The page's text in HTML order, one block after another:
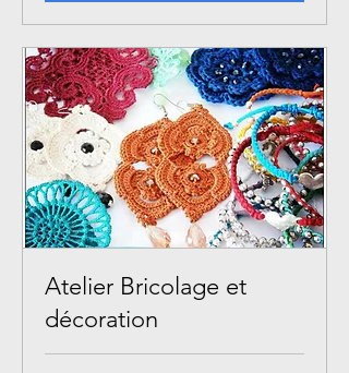
Atelier Bricolage et
décoration